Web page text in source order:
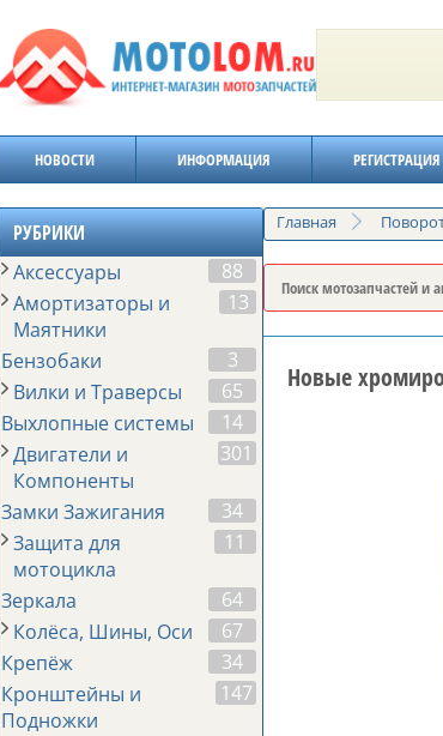
НОВОСТИ ИНФОРМАЦИЯ РЕГИСТРАЦИЯ
РУБРИКИ
Аксессуары
88
Амортизаторы и
Маятники
13
Бензобаки
3
Вилки и Траверсы
65
Выхлопные системы
14
Двигатели и
Компоненты
301
Замки Зажигания
34
Защита для
мотоцикла
11
Зеркала
64
Колёса, Шины, Оси
67
Крепёж
34
Кронштейны и
Подножки
147
Главная
Новые